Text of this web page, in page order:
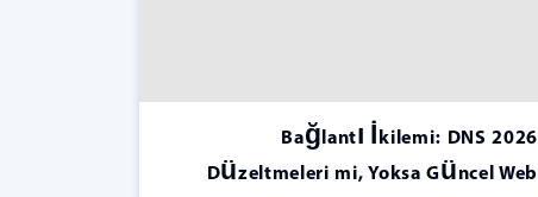
2026 Bağlantı İkilemi: DNS
Düzeltmeleri mi, Yoksa Güncel Web